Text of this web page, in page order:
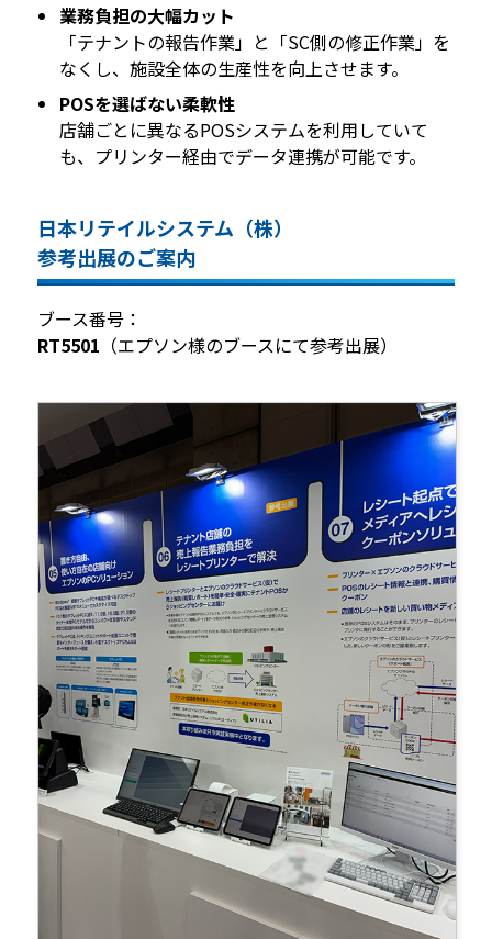
業務負担の大幅カット
「テナントの報告作業」と「SC側の修正作業」を
なくし、施設全体の生産性を向上させます。
POSを選ばない柔軟性
店舗ごとに異なるPOSシステムを利用していて
も、プリンター経由でデータ連携が可能です。
日本リテイルシステム（株）
参考出展のご案内
ブース番号：
RT5501 （エプソン様のブースにて参考出展）